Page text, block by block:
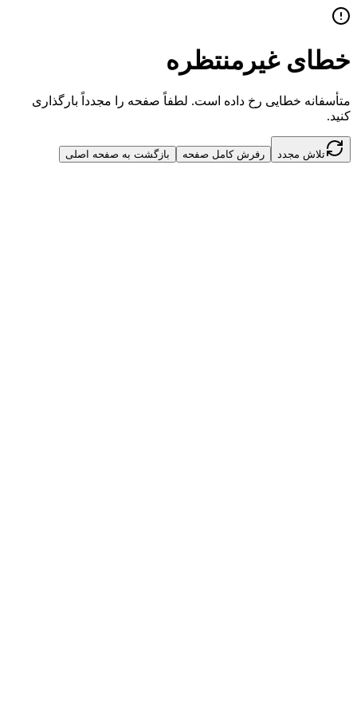
خطای غیرمنتظره
متأسفانه خطایی رخ داده است. لطفاً صفحه را مجدداً بارگذاری
کنید.
تلاش مجدد رفرش کامل صفحه بازگشت به صفحه اصلی